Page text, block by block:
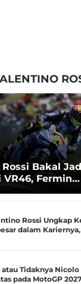
Bakal
VR46, Fermin
Rossi Ungkap
dalam
atau Tidaknya
pada MotoGP